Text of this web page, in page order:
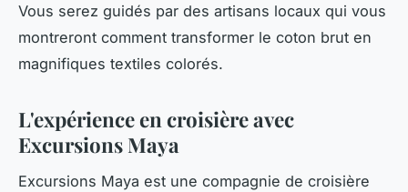
Vous serez guidés par des artisans locaux qui vous
montreront comment transformer le coton brut en
magnifiques textiles colorés.
L'expérience en croisière avec
Excursions Maya
Excursions Maya est une compagnie de croisière